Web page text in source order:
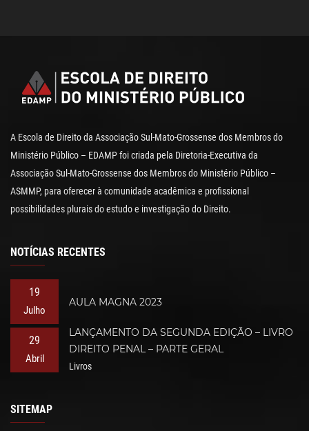
A Escola de Direito da Associação Sul-Mato-Grossense dos Membros do
Ministério Público – EDAMP foi criada pela Diretoria-Executiva da
Associação Sul-Mato-Grossense dos Membros do Ministério Público –
ASMMP, para oferecer à comunidade acadêmica e profissional
possibilidades plurais do estudo e investigação do Direito.
NOTÍCIAS RECENTES
19
Julho
AULA MAGNA 2023
29
Abril
LANÇAMENTO DA SEGUNDA EDIÇÃO – LIVRO
DIREITO PENAL – PARTE GERAL
Livros
SITEMAP